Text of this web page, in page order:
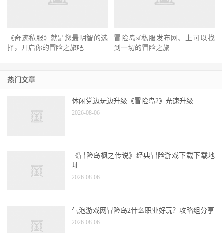
《奇迹私服》就是您最明智的选
择，开启你的冒险之旅吧
冒险岛sf私服发布网、上可以找
到一切的冒险之旅
热门文章
休闲党边玩边升级《冒险岛2》光速升级
2026-08-06
《冒险岛枫之传说》经典冒险游戏下载下载地
址
2026-08-06
气泡游戏网冒险岛2什么职业好玩？攻略组分享
2026-08-06